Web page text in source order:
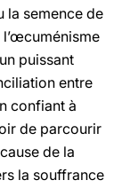
la semence de
l’œcuménisme
puissant
entre
confiant à
de parcourir
de la
la souffrance